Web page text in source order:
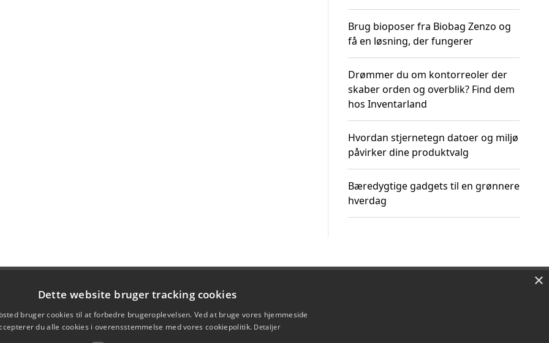
Brug bioposer fra Biobag Zenzo og
få en løsning, der fungerer
Drømmer du om kontorreoler der
skaber orden og overblik? Find dem
hos Inventarland
Hvordan stjernetegn datoer og miljø
påvirker dine produktvalg
Bæredygtige gadgets til en grønnere
hverdag
×
Dette website bruger tracking cookies
bruger cookies til at forbedre brugeroplevelsen. Ved at bruge vores hjemmeside
du alle cookies i overensstemmelse med vores cookiepolitik. Detaljer